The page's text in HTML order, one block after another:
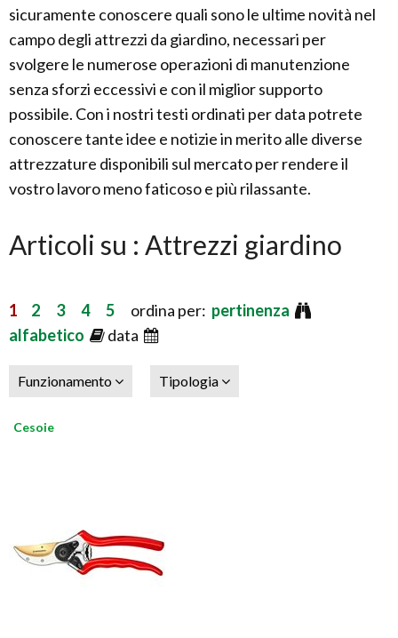
sicuramente conoscere quali sono le ultime novità nel
campo degli attrezzi da giardino, necessari per
svolgere le numerose operazioni di manutenzione
senza sforzi eccessivi e con il miglior supporto
possibile. Con i nostri testi ordinati per data potrete
conoscere tante idee e notizie in merito alle diverse
attrezzature disponibili sul mercato per rendere il
vostro lavoro meno faticoso e più rilassante.
Articoli su : Attrezzi giardino
1 2 3 4 5 ordina per: pertinenza
alfabetico
data
Funzionamento Tipologia
Cesoie